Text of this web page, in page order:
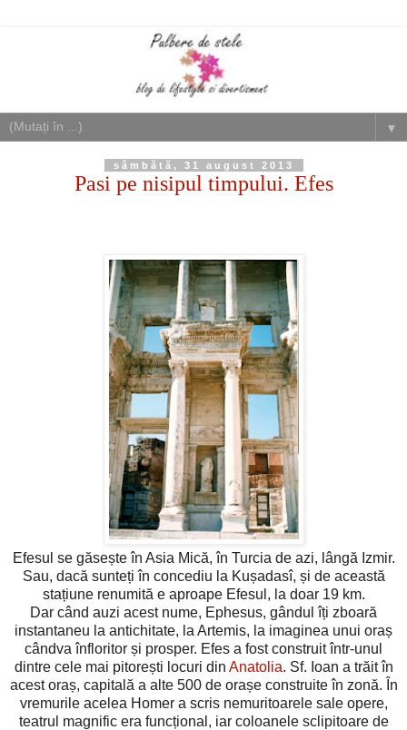
▼
sâmbătă, 31 august 2013
Pasi pe nisipul timpului. Efes
Efesul se găsește în Asia Mică, în Turcia de azi, lângă Izmir.
Sau, dacă sunteți în concediu la Kușadasî, și de această
stațiune renumită e aproape Efesul, la doar 19 km.
Dar când auzi acest nume, Ephesus, gândul îți zboară
instantaneu la antichitate, la Artemis, la imaginea unui oraș
cândva înfloritor și prosper. Efes a fost construit într-unul
dintre cele mai pitorești locuri din Anatolia. Sf. Ioan a trăit în
acest oraș, capitală a alte 500 de orașe construite în zonă. În
vremurile acelea Homer a scris nemuritoarele sale opere,
teatrul magnific era funcțional, iar coloanele sclipitoare de